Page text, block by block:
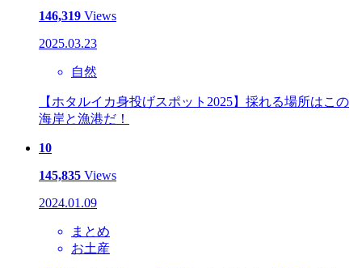
146,319 Views
2025.03.23
自然
【ホタルイカ身投げスポット2025】採れる場所はこの
海岸と漁港だ！
10
145,835 Views
2024.01.09
まとめ
お土産